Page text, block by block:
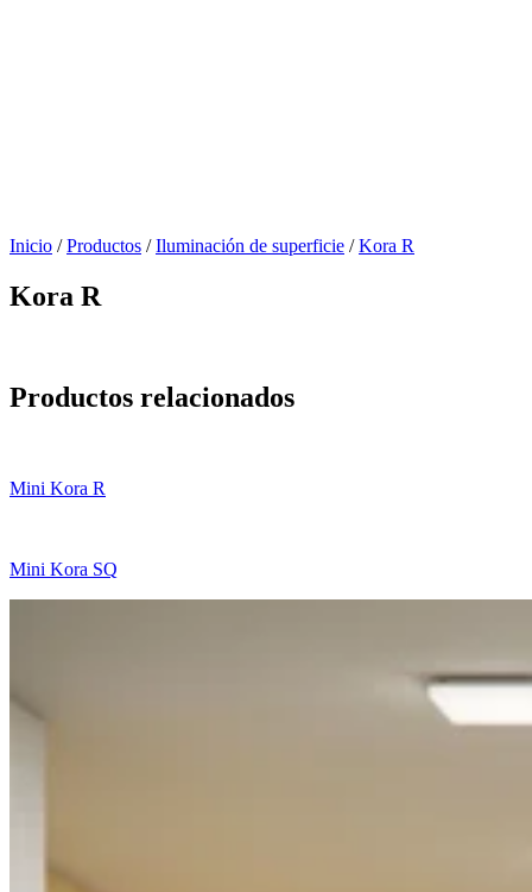
Inicio / Productos / Iluminación de superficie / Kora R
Kora R
Productos relacionados
Mini Kora R
Mini Kora SQ